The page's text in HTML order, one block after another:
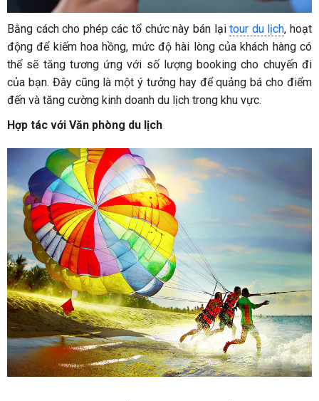
Bằng cách cho phép các tổ chức này bán lạitour du lịch, hoạt
động để kiếm hoa hồng, mức độ hài lòng của khách hàng có
thể sẽ tăng tương ứng với số lượng booking cho chuyến đi
của bạn. Đây cũng là một ý tưởng hay để quảng bá cho điểm
đến và tăng cường kinh doanh du lịch trong khu vực.
Hợp tác với Văn phòng du lịch